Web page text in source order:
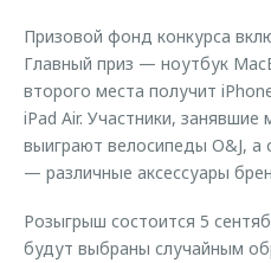
Призовой фонд конкурса
Главный приз — ноутбук
второго места получит
iPad Air. Участники, занявшие
выиграют велосипеды O&J, а
— различные аксессуары
Розыгрыш состоится 5
будут выбраны случайным